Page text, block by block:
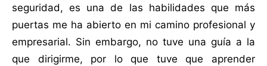
seguridad, es una de las habilidades que más
puertas me ha abierto en mi camino profesional y
empresarial. Sin embargo, no tuve una guía a la
que dirigirme, por lo que tuve que aprender